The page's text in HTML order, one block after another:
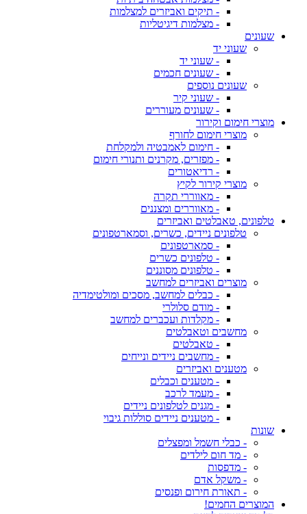
- תיקים ואביזרים למצלמות
- מצלמות דיגיטליות
שעונים
שעוני יד
- שעוני יד
- שעונים חכמים
שעונים נוספים
- שעוני קיר
- שעונים מעוררים
מוצרי חימום וקירור
מוצרי חימום לחורף
- חימום לאמבטיה ולמקלחת
- מפזרים, מקרנים ותנורי חימום
- רדיאטורים
מוצרי קירור לקיץ
- מאווררי תקרה
- מאווררים ומצננים
טלפונים, טאבלטים ואביזרים
טלפונים ניידים, כשרים, וסמארטפונים
- סמארטפונים
- טלפונים כשרים
- טלפונים מסוננים
מוצרים ואביזרים למחשב
- כבלים למחשב, מסכים ומולטימדיה
- מודם סלולרי
- מקלדות ועכברים למחשב
מחשבים וטאבלטים
- טאבלטים
- מחשבים ניידים ונייחים
מטענים ואביזרים
- מטענים וכבלים
- מעמד לרכב
- מגנים לטלפונים ניידים
- מטענים ניידים סוללות גיבוי
שונות
- כבלי חשמל ומפצלים
- מד חום לילדים
- מדפסות
- משקל אדם
- תאורת חירום ופנסים
המוצרים החמים!